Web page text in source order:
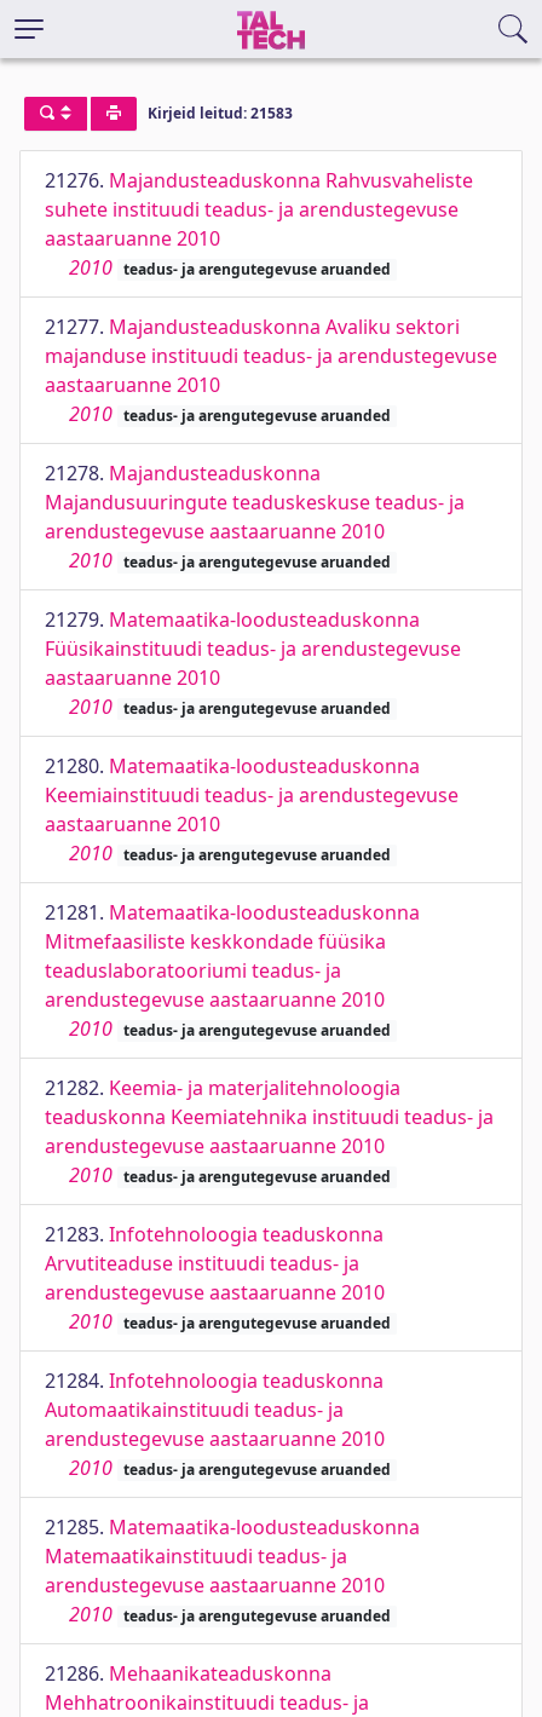
Kirjeid leitud: 21583
21276. Majandusteaduskonna Rahvusvaheliste
suhete instituudi teadus- ja arendustegevuse
aastaaruanne 2010
2010 teadus- ja arengutegevuse aruanded
21277. Majandusteaduskonna Avaliku sektori
majanduse instituudi teadus- ja arendustegevuse
aastaaruanne 2010
2010 teadus- ja arengutegevuse aruanded
21278. Majandusteaduskonna
Majandusuuringute teaduskeskuse teadus- ja
arendustegevuse aastaaruanne 2010
2010 teadus- ja arengutegevuse aruanded
21279. Matemaatika-loodusteaduskonna
Füüsikainstituudi teadus- ja arendustegevuse
aastaaruanne 2010
2010 teadus- ja arengutegevuse aruanded
21280. Matemaatika-loodusteaduskonna
Keemiainstituudi teadus- ja arendustegevuse
aastaaruanne 2010
2010 teadus- ja arengutegevuse aruanded
21281. Matemaatika-loodusteaduskonna
Mitmefaasiliste keskkondade füüsika
teaduslaboratooriumi teadus- ja
arendustegevuse aastaaruanne 2010
2010 teadus- ja arengutegevuse aruanded
21282. Keemia- ja materjalitehnoloogia
teaduskonna Keemiatehnika instituudi teadus- ja
arendustegevuse aastaaruanne 2010
2010 teadus- ja arengutegevuse aruanded
21283. Infotehnoloogia teaduskonna
Arvutiteaduse instituudi teadus- ja
arendustegevuse aastaaruanne 2010
2010 teadus- ja arengutegevuse aruanded
21284. Infotehnoloogia teaduskonna
Automaatikainstituudi teadus- ja
arendustegevuse aastaaruanne 2010
2010 teadus- ja arengutegevuse aruanded
21285. Matemaatika-loodusteaduskonna
Matemaatikainstituudi teadus- ja
arendustegevuse aastaaruanne 2010
2010 teadus- ja arengutegevuse aruanded
21286. Mehaanikateaduskonna
Mehhatroonikainstituudi teadus- ja